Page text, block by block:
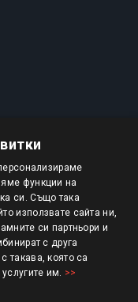
АБОНИРАНЕ
функции на
си. Също така
използвате сайта ни,
си партньори и
с друга
такава, която са
им. >>